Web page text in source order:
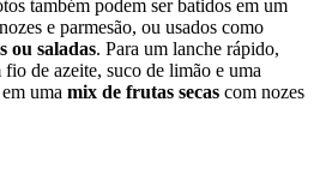
também podem ser batidos em um
e parmesão, ou usados como
ou saladas. Para um lanche rápido,
de azeite, suco de limão e uma
uma mix de frutas secas com nozes